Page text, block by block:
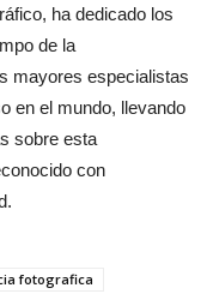
ha dedicado los
de la
mayores especialistas
en el mundo, llevando
sobre esta
con
fotografica